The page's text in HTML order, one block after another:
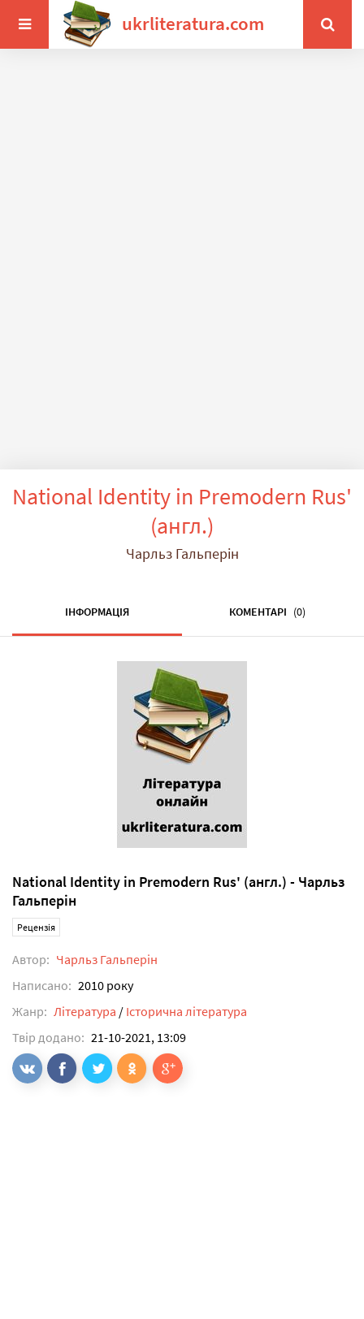
ukrliteratura.com
National Identity in Premodern Rus'
(англ.)
Чарльз Гальперін
ІНФОРМАЦІЯ КОМЕНТАРІ (0)
National Identity in Premodern Rus' (англ.) - Чарльз
Гальперін
Рецензія
Автор: Чарльз Гальперін
Написано: 2010 року
Жанр: Література / Історична література
Твір додано: 21-10-2021, 13:09